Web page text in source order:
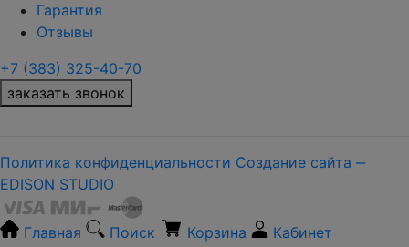
Гарантия
Отзывы
+7 (383) 325-40-70
заказать звонок
Политика конфиденциальности Создание сайта ‒
EDISON STUDIO
Главная Поиск Корзина Кабинет